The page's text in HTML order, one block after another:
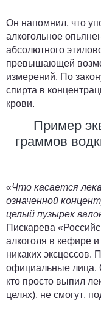
Он напомнил, что
алкогольное
абсолютного
превышающей
измерений. По
спирта в
крови.
Пример
граммов
«Что касается
означенной
целый пузырек
Пискарева
алкоголя в кефире
никаких эксцессов.
официальные лица.
кто просто выпил
целях), не смогут,